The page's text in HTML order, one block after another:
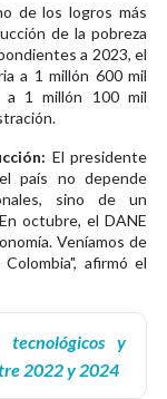
de los logros más
de la pobreza
a 2023, el
a 1 millón 600 mil
a 1 millón 100 mil
El presidente
país no depende
sino de un
octubre, el DANE
Veníamos de
afirmó el
tecnológicos y
2022 y 2024